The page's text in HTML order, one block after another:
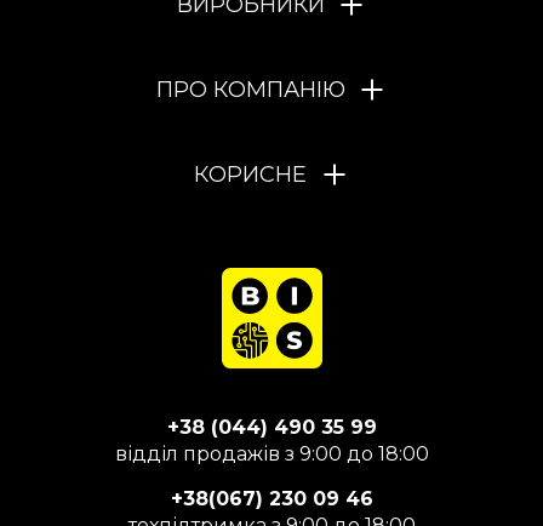
ПРО КОМПАНІЮ
КОРИСНЕ
+38 (044) 490 35 99
відділ продажів з 9:00 до 18:00
+38(067) 230 09 46